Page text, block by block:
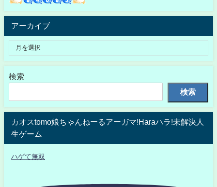
アーカイブ
検索
検索
カオスtomo娘ちゃんねーるアーガマ!Haraハラ!未解決人
生ゲーム
ハゲて無双